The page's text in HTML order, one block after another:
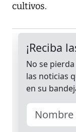
cultivos.